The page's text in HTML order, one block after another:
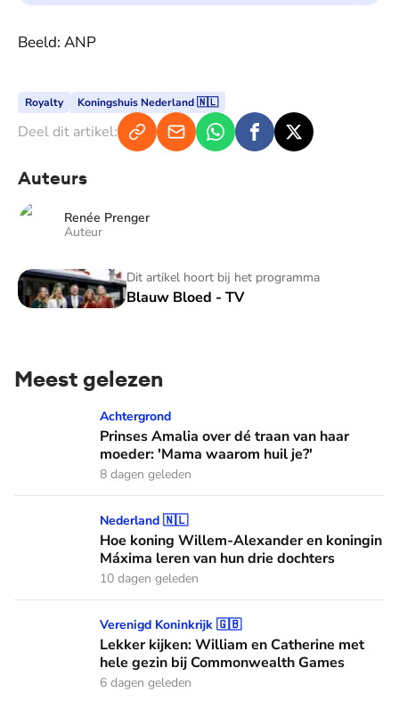
Beeld: ANP
Royalty Koningshuis Nederland 🇳🇱
Deel dit artikel:
Auteurs
Renée Prenger
Auteur
Dit artikel hoort bij het programma
Blauw Bloed - TV
Blauw Bloed - TV
Meest gelezen
Prinses Amalia over dé traan van haar moeder: 'Mama
Achtergrond
Prinses Amalia over dé traan van haar
moeder: 'Mama waarom huil je?'
8 dagen geleden
Hoe koning Willem-Alexander en koningin Máxima leren
Nederland 🇳🇱
Hoe koning Willem-Alexander en koningin
Máxima leren van hun drie dochters
10 dagen geleden
Lekker kijken: William en Catherine met hele gezin bij
Verenigd Koninkrijk 🇬🇧
Lekker kijken: William en Catherine met
hele gezin bij Commonwealth Games
6 dagen geleden